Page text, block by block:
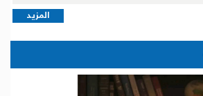
المزيد